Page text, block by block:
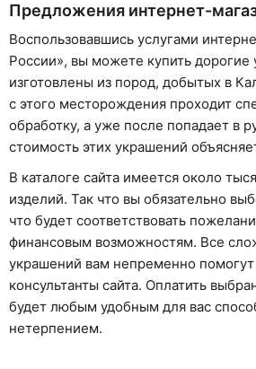
Предложения интернет-
Воспользовавшись услугами
России», вы можете купить дорогие
изготовлены из пород, добытых в
с этого месторождения проходит
обработку, а уже после попадает в
стоимость этих украшений
В каталоге сайта имеется около
изделий. Так что вы обязательно
что будет соответствовать
финансовым возможностям. Все
украшений вам непременно
консультанты сайта. Оплатить
будет любым удобным для вас
нетерпением.